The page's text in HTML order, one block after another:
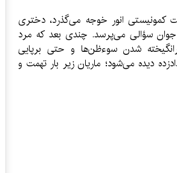
کمونیستی انور خوجه می‌گذرد، دختری
جوان سؤالی می‌پرسد. چندی بعد که مرد
شدن سوءظن‌ها و حتی برپایی
دیده می‌شود؛ ماریان زیر بار تهمت و